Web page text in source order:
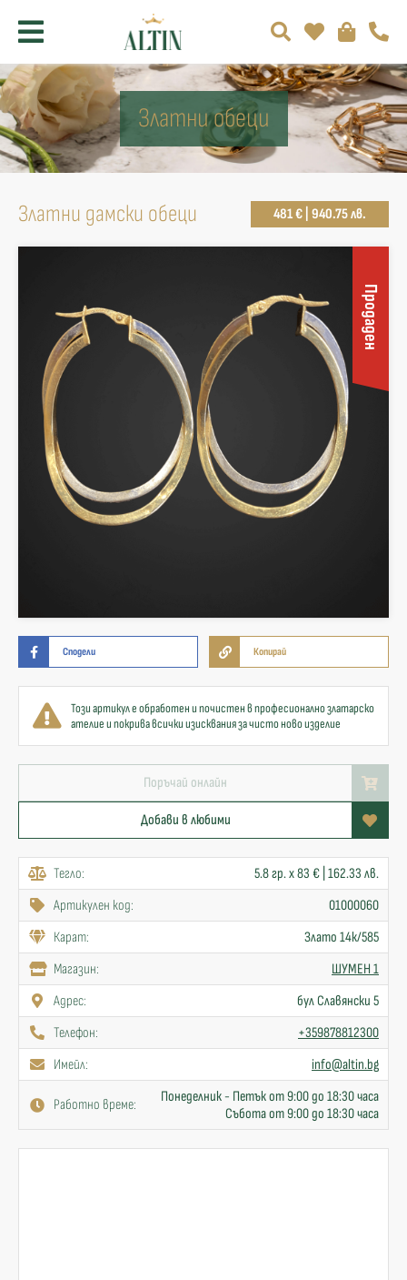
Златни обеци
Златни дамски обеци 481 € | 940.75 лв.
Продаден
Сподели Копирай
Този артикул е обработен и почистен в професионално златарско
ателие и покрива всички изисквания за чисто ново изделие
Поръчай онлайн
Добави в любими
Тегло:
5.8 гр. x 83 € | 162.33 лв.
Артикулен код:
01000060
Карат:
Злато 14к/585
Mагазин:
ШУМЕН 1
Адрес:
бул Славянски 5
Телефон:
+359878812300
Имейл:
info@altin.bg
Работно време:
Понеделник - Петък от 9:00 до 18:30 часа
Събота от 9:00 до 18:30 часа